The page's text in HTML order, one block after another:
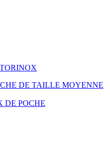
DE TAILLE MOYENNE
DE POCHE